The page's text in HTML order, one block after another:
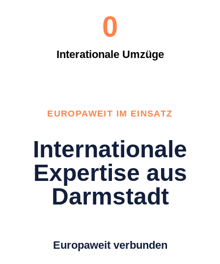
Interationale Umzüge
0
EUROPAWEIT IM EINSATZ
Internationale
Expertise aus
Darmstadt
Europaweit verbunden